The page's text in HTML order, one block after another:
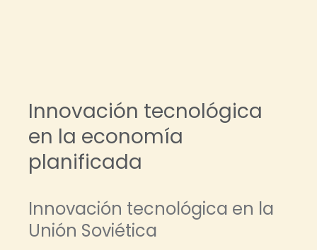
Innovación tecnológica
en la economía
planificada
Innovación tecnológica en la
Unión Soviética